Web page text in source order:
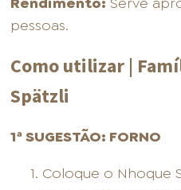
pessoas.
Como utilizar |
Spätzli
1ª SUGESTÃO: FORNO
Coloque o Nhoque